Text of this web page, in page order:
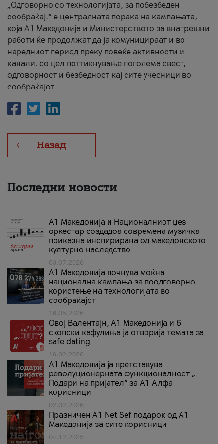
„Одговорно со технологијата, за побезбеден
сообраќај.“ е централната порака на кампањата,
која A1 Македонија и Министерството за внатрешни
работи ќе продолжат да ја комуницираат и во
наредниот период преку повеќе активности и
канали, со цел поттикнување поголема свест,
одговорност и безбедност кај сите учесници во
сообраќајот.
Назад
Последни новости
А1 Македонија и Националниот џез
оркестар создадоа современа музичка
приказна инспирирана од македонското
културно наследство
03.07.2026
A1 Македонија почнува моќна
национална кампања за поодговорно
користење на технологијата во
сообраќајот
18.05.2026
Овој Валентајн, A1 Македонија и 6
скопски кафулиња ја отворија темата за
safe dating
16.02.2026
А1 Македонија ја претставува
револуционерната функционалност „
Подари на пријател“ за А1 Алфа
корисници
02.02.2026
Празничен A1 Net Sеf подарок од А1
Македонија за сите корисници
04.12.2025